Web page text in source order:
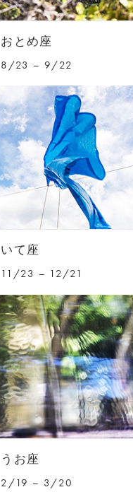
おとめ座
8/23 – 9/22
いて座
11/23 – 12/21
うお座
2/19 – 3/20